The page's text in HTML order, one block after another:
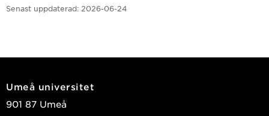
Senast uppdaterad: 2026-06-24
Umeå universitet
901 87 Umeå